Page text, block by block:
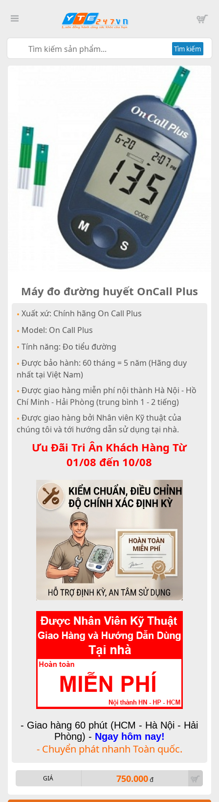
Tìm kiếm
Máy đo đường huyết OnCall Plus
• Xuất xứ: Chính hãng On Call Plus
• Model: On Call Plus
• Tính năng: Đo tiểu đường
• Được bảo hành: 60 tháng = 5 năm (Hãng duy
nhất tại Việt Nam)
• Được giao hàng miễn phí nội thành Hà Nội - Hồ
Chí Minh - Hải Phòng (trung bình 1 - 2 tiếng)
• Được giao hàng bởi Nhân viên Kỹ thuật của
chúng tôi và tới hướng dẫn sử dụng tại nhà.
Ưu Đãi Tri Ân Khách Hàng Từ
01/08 đến 10/08
- Giao hàng 60 phút (HCM - Hà Nội - Hải
Phòng) - Ngay hôm nay!
- Chuyển phát nhanh Toàn quốc.
GIÁ 750.000đ